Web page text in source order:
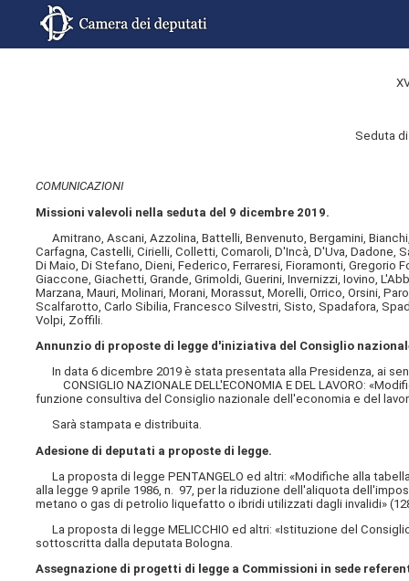
Seduta
COMUNICAZIONI
Missioni valevoli nella seduta del 9 dicembre 2019.
Amitrano, Ascani, Azzolina, Battelli, Benvenuto, Bergamini,
Carfagna, Castelli, Cirielli, Colletti, Comaroli, D'Incà, D'Uva, Dadone,
Di Maio, Di Stefano, Dieni, Federico, Ferraresi, Fioramonti, Gregorio
Giaccone, Giachetti, Grande, Grimoldi, Guerini, Invernizzi, Iovino,
Marzana, Mauri, Molinari, Morani, Morassut, Morelli, Orrico, Orsini,
Scalfarotto, Carlo Sibilia, Francesco Silvestri, Sisto, Spadafora,
Volpi, Zoffili.
Annunzio di proposte di legge d'iniziativa del Consiglio
In data 6 dicembre 2019 è stata presentata alla Presidenza, ai
CONSIGLIO NAZIONALE DELL'ECONOMIA E DEL LAVORO:
funzione consultiva del Consiglio nazionale dell'economia e del
Sarà stampata e distribuita.
Adesione di deputati a proposte di legge.
La proposta di legge PENTANGELO ed altri: «Modifiche alla
alla legge 9 aprile 1986, n. 97, per la riduzione dell'aliquota
metano o gas di petrolio liquefatto o ibridi utilizzati dagli invalidi»
La proposta di legge MELICCHIO ed altri: «Istituzione del
sottoscritta dalla deputata Bologna.
Assegnazione di progetti di legge a Commissioni in sede